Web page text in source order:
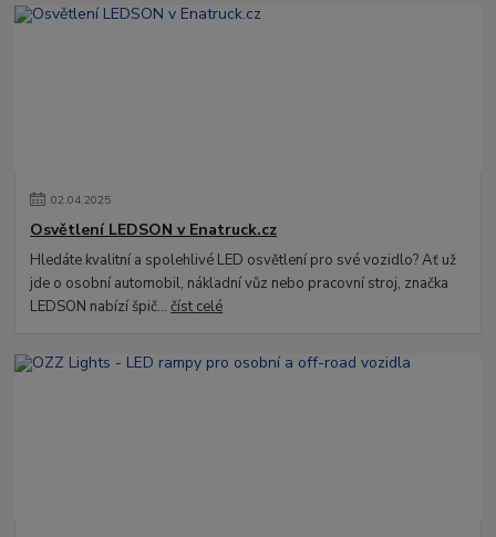
02.04.2025
Osvětlení LEDSON v Enatruck.cz
Hledáte kvalitní a spolehlivé LED osvětlení pro své vozidlo? Ať už
jde o osobní automobil, nákladní vůz nebo pracovní stroj, značka
LEDSON nabízí špič...číst celé